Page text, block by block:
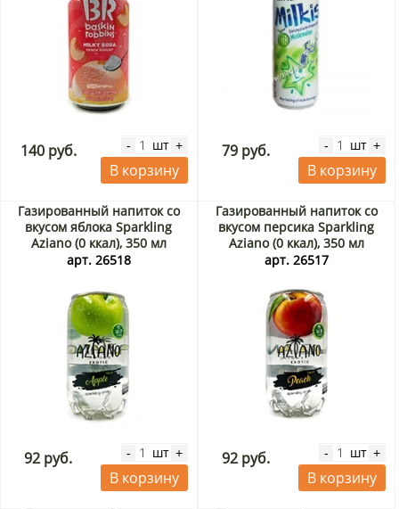
140 руб. - шт +
В корзину
79 руб. - шт +
В корзину
Газированный напиток со
вкусом яблока Sparkling
Aziano (0 ккал), 350 мл
арт. 26518
92 руб. - шт +
В корзину
Газированный напиток со
вкусом персика Sparkling
Aziano (0 ккал), 350 мл
арт. 26517
92 руб. - шт +
В корзину